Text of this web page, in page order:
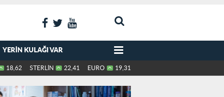
YERIN KULAĞI VAR
18,62 STERLİN 22,41 EURO 19,31